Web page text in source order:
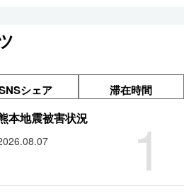
シェア 滞在時間
1
本地震被害状況